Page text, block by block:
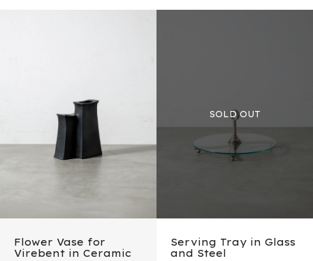
Flower Vase for
Virebent in Ceramic
Serving Tray in Glass
and Steel